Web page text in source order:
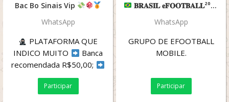
Bac Bo Sinais Vip
WhatsApp
PLATAFORMA QUE
INDICO MUITO
Banca
recomendada R$50,00;
Saques apartir de 30 reais;
...
Participar
𝐁𝐑𝐀𝐒𝐈𝐋 𝐞𝐅𝐎𝐎𝐓𝐁𝐀𝐋𝐋²⁰²⁶
WhatsApp
GRUPO DE EFOOTBALL
MOBILE.
Participar